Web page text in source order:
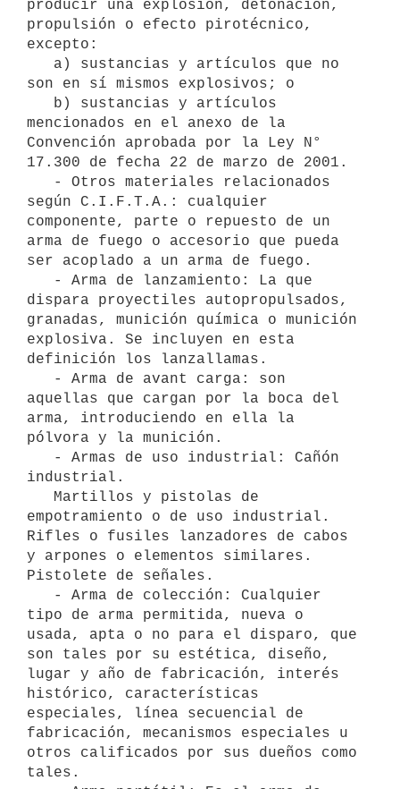
producir una explosión, detonación,
propulsión o efecto pirotécnico,
excepto:
son en sí mismos explosivos; o
mencionados en el anexo de la
Convención aprobada por la Ley N°
17.300 de fecha 22 de marzo de 2001.
según C.I.F.T.A.: cualquier
componente, parte o repuesto de un
arma de fuego o accesorio que pueda
ser acoplado a un arma de fuego.
dispara proyectiles autopropulsados,
granadas, munición química o munición
explosiva. Se incluyen en esta
definición los lanzallamas.
aquellas que cargan por la boca del
arma, introduciendo en ella la
pólvora y la munición.
industrial.
empotramiento o de uso industrial.
Rifles o fusiles lanzadores de cabos
y arpones o elementos similares.
Pistolete de señales.
tipo de arma permitida, nueva o
usada, apta o no para el disparo, que
son tales por su estética, diseño,
lugar y año de fabricación, interés
histórico, características
especiales, línea secuencial de
fabricación, mecanismos especiales u
otros calificados por sus dueños como
tales.